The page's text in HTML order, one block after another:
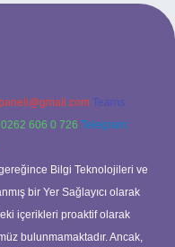
Teams:
606 0 726 Telegram:
Bilgi Teknolojileri ve
bir Yer Sağlayıcı olarak
içerikleri proaktif olarak
bulunmamaktadır. Ancak,